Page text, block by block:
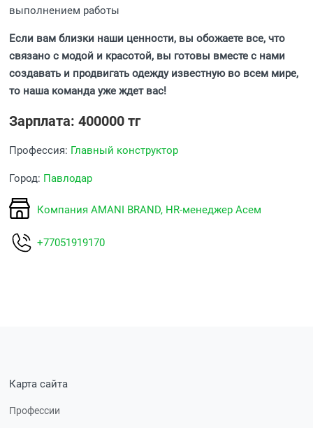
выполнением работы
Если вам близки наши ценности, вы обожаете все, что
связано с модой и красотой, вы готовы вместе с нами
создавать и продвигать одежду известную во всем мире,
то наша команда уже ждет вас!
Зарплата: 400000 тг
Профессия: Главный конструктор
Город: Павлодар
Компания AMANI BRAND, HR-менеджер Асем
+77051919170
Карта сайта
Профессии